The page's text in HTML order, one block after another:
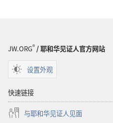
JW.ORG®/ 耶和华见证人官方网站
设置外观
快速链接
与耶和华见证人见面